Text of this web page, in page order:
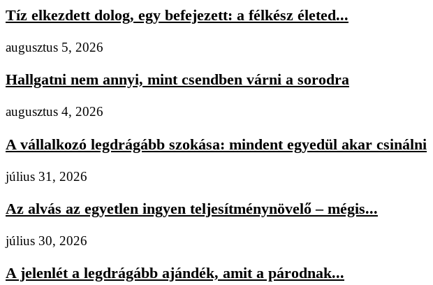
Tíz elkezdett dolog, egy befejezett: a félkész életed...
augusztus 5, 2026
Hallgatni nem annyi, mint csendben várni a sorodra
augusztus 4, 2026
A vállalkozó legdrágább szokása: mindent egyedül akar csinálni
július 31, 2026
Az alvás az egyetlen ingyen teljesítménynövelő – mégis...
július 30, 2026
A jelenlét a legdrágább ajándék, amit a párodnak...